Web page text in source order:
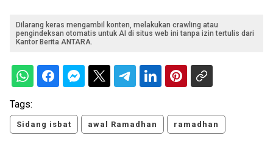
Dilarang keras mengambil konten, melakukan crawling atau
pengindeksan otomatis untuk AI di situs web ini tanpa izin tertulis dari
Kantor Berita ANTARA.
Tags:
Sidang isbat awal Ramadhan ramadhan